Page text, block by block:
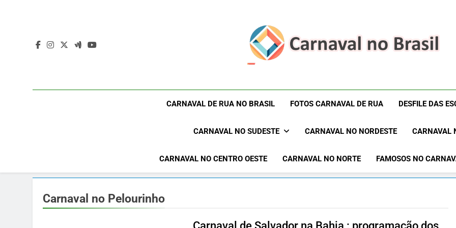
Carnaval No Brasil
Rua 2027 –
CARNAVAL DE RUA NO BRASIL FOTOS CARNAVAL DE RUA DESFILE DAS
CARNAVAL NO SUDESTE CARNAVAL NO NORDESTE CARNAVAL
CARNAVAL NO CENTRO OESTE CARNAVAL NO NORTE FAMOSOS NO
Carnaval no Pelourinho